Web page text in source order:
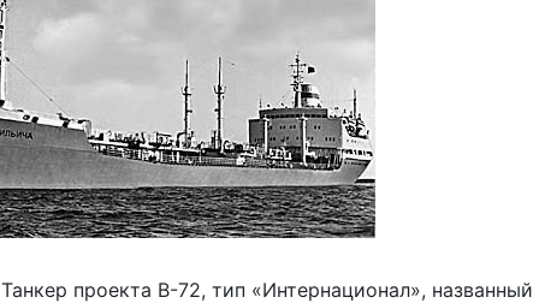
Танкер проекта В-72, тип «Интернационал», названный